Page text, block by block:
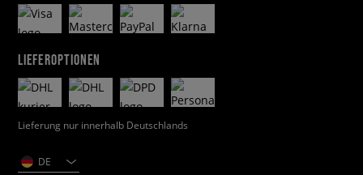
LIEFEROPTIONEN
Lieferung nur innerhalb Deutschlands
DE